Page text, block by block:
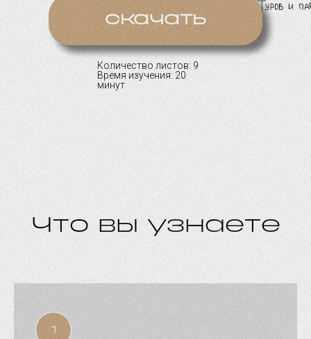
скачать
Количество листов: 9
Время изучения: 20
минут
Что вы узнаете